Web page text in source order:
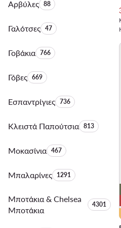
ΑρβύλεςΑριθμός προϊόντων:
88
ΓαλότσεςΑριθμός προϊόντων:
47
ΓοβάκιαΑριθμός προϊόντων:
766
ΓόβεςΑριθμός προϊόντων:
669
ΕσπαντρίγιεςΑριθμός
736
Κλειστά ΠαπούτσιαΑριθμός
813
ΜοκασίνιαΑριθμός προϊόντων:
467
ΜπαλαρίνεςΑριθμός προϊόντων:
1291
Μποτάκια & Chelsea
Μποτάκια
Αριθμός
4301